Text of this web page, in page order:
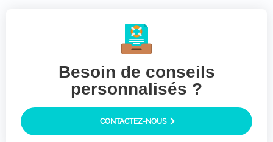
Besoin de conseils
personnalisés ?
CONTACTEZ-NOUS